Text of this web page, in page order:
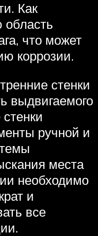
Как
область
что может
коррозии.
стенки
выдвигаемого
ручной и
места
необходимо
и
все